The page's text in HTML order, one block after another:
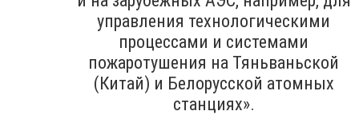
управления технологическими
процессами и системами
пожаротушения на Тяньваньской
(Китай) и Белорусской атомных
станциях».